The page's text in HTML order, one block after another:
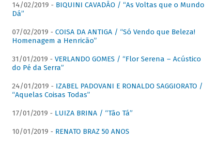
14/02/2019 - BIQUINI CAVADÃO / “As Voltas que o Mundo
Dá”
07/02/2019 - COISA DA ANTIGA / “Só Vendo que Beleza!
Homenagem a Henricão”
31/01/2019 - VERLANDO GOMES / “Flor Serena – Acústico
do Pé da Serra”
24/01/2019 - IZABEL PADOVANI E RONALDO SAGGIORATO /
“Aquelas Coisas Todas”
17/01/2019 - LUIZA BRINA / “Tão Tá”
10/01/2019 - RENATO BRAZ 50 ANOS